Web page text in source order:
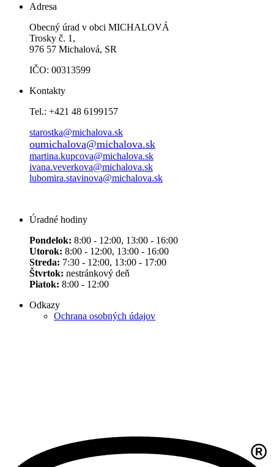
Adresa
Obecný úrad v obci MICHALOVÁ
Trosky č. 1,
976 57 Michalová, SR
IČO: 00313599
Kontakty
Tel.: +421 48 6199157
starostka@michalova.sk
oumichalova@michalova.sk
martina.kupcova@michalova.sk
ivana.veverkova@michalova.sk
lubomira.stavinova@michalova.sk
Úradné hodiny
Pondelok: 8:00 - 12:00, 13:00 - 16:00
Utorok: 8:00 - 12:00, 13:00 - 16:00
Streda: 7:30 - 12:00, 13:00 - 17:00
Štvrtok: nestránkový deň
Piatok: 8:00 - 12:00
Odkazy
Ochrana osobných údajov